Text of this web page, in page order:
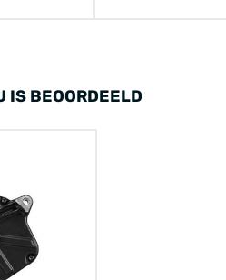
IS BEOORDEELD